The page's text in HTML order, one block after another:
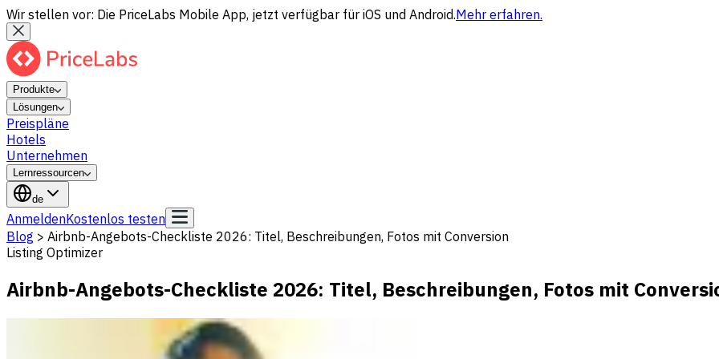
Wir stellen vor: Die PriceLabs Mobile App, jetzt verfügbar für iOS und Android.Mehr erfahren.
Produkte
Lösungen
Preispläne
Hotels
Unternehmen
Lernressourcen
de
AnmeldenKostenlos testen
Blog > Airbnb-Angebots-Checkliste 2026: Titel, Beschreibungen, Fotos mit Conversion
Listing Optimizer
Airbnb-Angebots-Checkliste 2026: Titel, Beschreibungen, Fotos mit